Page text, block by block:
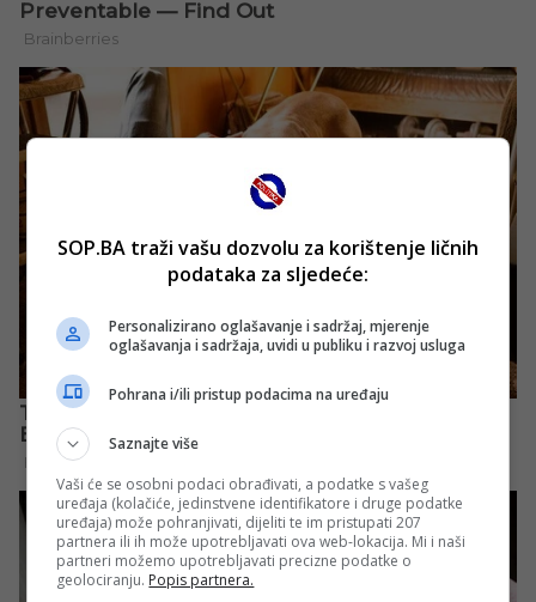
SOP.BA traži vašu dozvolu za korištenje ličnih
podataka za sljedeće:
Personalizirano oglašavanje i sadržaj, mjerenje
oglašavanja i sadržaja, uvidi u publiku i razvoj usluga
Pohrana i/ili pristup podacima na uređaju
Saznajte više
Vaši će se osobni podaci obrađivati, a podatke s vašeg
uređaja (kolačiće, jedinstvene identifikatore i druge podatke
uređaja) može pohranjivati, dijeliti te im pristupati 207
partnera ili ih može upotrebljavati ova web-lokacija. Mi i naši
partneri možemo upotrebljavati precizne podatke o
geolociranju. Popis partnera.